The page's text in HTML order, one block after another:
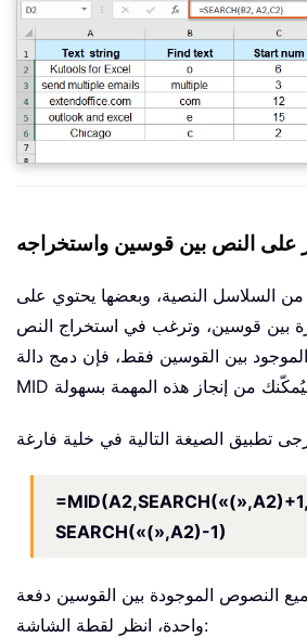
من السلاسل النصية، وبعضها يحتوي على
قوسين، وترغب في استخراج النص
الموجود بين القوسين فقط، فإن دمج دالة SEARCH مع دالة
SEARCH(«(»,A2)-1)
النصوص الموجودة بين القوسين دفعة
واحدة، انظر لقطة الشاشة: